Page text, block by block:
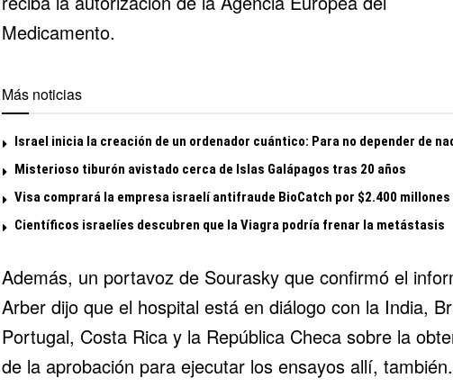
Medicamento.
Más noticias
Israel inicia la creación de un ordenador cuántico: Para no depender de
Misterioso tiburón avistado cerca de Islas Galápagos tras 20 años
Visa comprará la empresa israelí antifraude BioCatch por $2.400 millones
Científicos israelíes descubren que la Viagra podría frenar la metástasis
Además, un portavoz de Sourasky que confirmó el
Arber dijo que el hospital está en diálogo con la India,
Portugal, Costa Rica y la República Checa sobre la
de la aprobación para ejecutar los ensayos allí, también.